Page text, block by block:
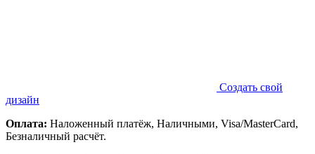
Создать свой
дизайн
Оплата: Наложенный платёж, Наличными, Visa/MasterCard,
Безналичный расчёт.